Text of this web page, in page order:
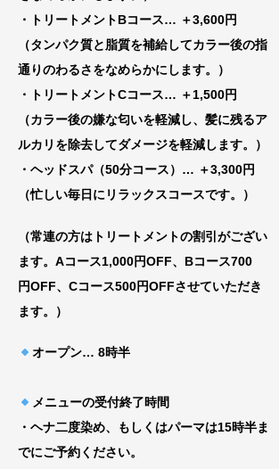
・トリートメントBコース… ＋3,600円
（タンパク質と脂質を補給してカラー後の指
通りのわるさをなめらかにします。）
・トリートメントCコース… ＋1,500円
（カラー後の嫌な匂いを軽減し、髪に残るア
ルカリを除去してダメージを軽減します。）
・ヘッドスパ（50分コース）… ＋3,300円
（忙しい毎日にリラックスコースです。）
（常連の方はトリートメントの割引がござい
ます。Aコース1,000円OFF、Bコース700
円OFF、Cコース500円OFFさせていただき
ます。）
オープン… 8時半
メニューの受付終了時間
・ヘナ二度染め、もしくはパーマは15時半ま
でにご予約ください。